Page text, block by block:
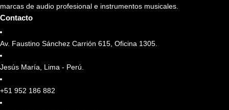
marcas de audio profesional e instrumentos musicales.
Contacto
Av. Faustino Sánchez Carrión 615, Oficina 1305.
Jesús María, Lima - Perú.
+51 952 186 882